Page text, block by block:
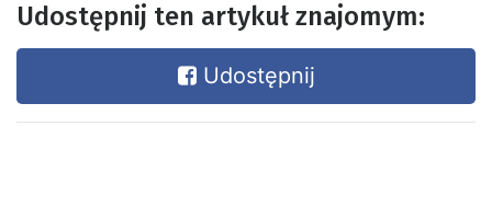
Udostępnij ten artykuł znajomym:
Udostępnij